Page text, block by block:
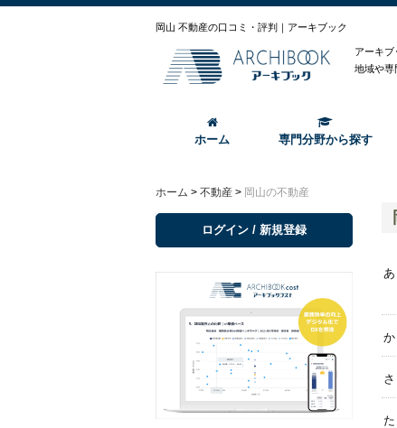
岡山 不動産の口コミ・評判｜アーキブック
アーキブ
地域や専
ホーム 専門分野から探す
ホーム > 不動産 > 岡山の不動産
あ
か
さ
た
ログイン / 新規登録